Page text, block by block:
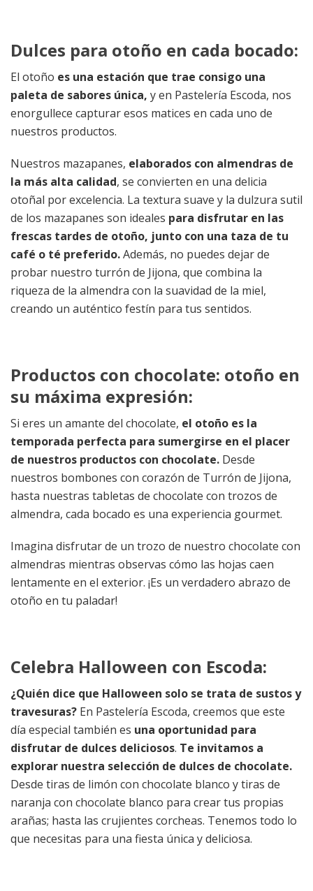
Dulces para otoño en cada bocado:
El otoño es una estación que trae consigo una
paleta de sabores única, y en Pastelería Escoda, nos
enorgullece capturar esos matices en cada uno de
nuestros productos.
Nuestros mazapanes, elaborados con almendras de
la más alta calidad, se convierten en una delicia
otoñal por excelencia. La textura suave y la dulzura sutil
de los mazapanes son ideales para disfrutar en las
frescas tardes de otoño, junto con una taza de tu
café o té preferido.Además, no puedes dejar de
probar nuestro turrón de Jijona, que combina la
riqueza de la almendra con la suavidad de la miel,
creando un auténtico festín para tus sentidos.
Productos con chocolate: otoño en
su máxima expresión:
Si eres un amante del chocolate, el otoño es la
temporada perfecta para sumergirse en el placer
de nuestros productos con chocolate. Desde
nuestros bombones con corazón de Turrón de Jijona,
hasta nuestras tabletas de chocolate con trozos de
almendra, cada bocado es una experiencia gourmet.
Imagina disfrutar de un trozo de nuestro chocolate con
almendras mientras observas cómo las hojas caen
lentamente en el exterior. ¡Es un verdadero abrazo de
otoño en tu paladar!
Celebra Halloween con Escoda:
¿Quién dice que Halloween solo se trata de sustos y
travesuras? En Pastelería Escoda, creemos que este
día especial también es una oportunidad para
disfrutar de dulces deliciosos. Te invitamos a
explorar nuestra selección de dulces de chocolate.
Desde tiras de limón con chocolate blanco y tiras de
naranja con chocolate blanco para crear tus propias
arañas; hasta las crujientes corcheas. Tenemos todo lo
que necesitas para una fiesta única y deliciosa.